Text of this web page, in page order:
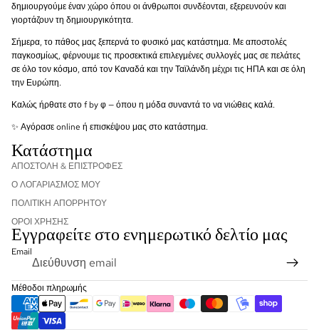
δημιουργούμε έναν χώρο όπου οι άνθρωποι συνδέονται, εξερευνούν και
γιορτάζουν τη δημιουργικότητα.
Σήμερα, το πάθος μας ξεπερνά το φυσικό μας κατάστημα. Με αποστολές
παγκοσμίως, φέρνουμε τις προσεκτικά επιλεγμένες συλλογές μας σε πελάτες
σε όλο τον κόσμο, από τον Καναδά και την Ταϊλάνδη μέχρι τις ΗΠΑ και σε όλη
την Ευρώπη.
Καλώς ήρθατε στο f by φ — όπου η μόδα συναντά το να νιώθεις καλά.
✨ Αγόρασε online ή επισκέψου μας στο κατάστημα.
Κατάστημα
ΑΠΟΣΤΟΛΗ & ΕΠΙΣΤΡΟΦΕΣ
Ο ΛΟΓΑΡΙΑΣΜΟΣ ΜΟΥ
ΠΟΛΙΤΙΚΉ ΑΠΟΡΡΉΤΟΥ
ΌΡΟΙ ΧΡΉΣΗΣ
Εγγραφείτε στο ενημερωτικό δελτίο μας
Email
Μέθοδοι πληρωμής
Πολιτική επιστροφής χρημάτων
Πολιτική απορρήτου
Όροι παροχής υπηρεσιών
Πολιτική αποστολής
Πληροφορίες επικοινωνίας